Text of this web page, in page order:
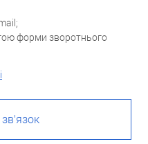
форми зворотнього